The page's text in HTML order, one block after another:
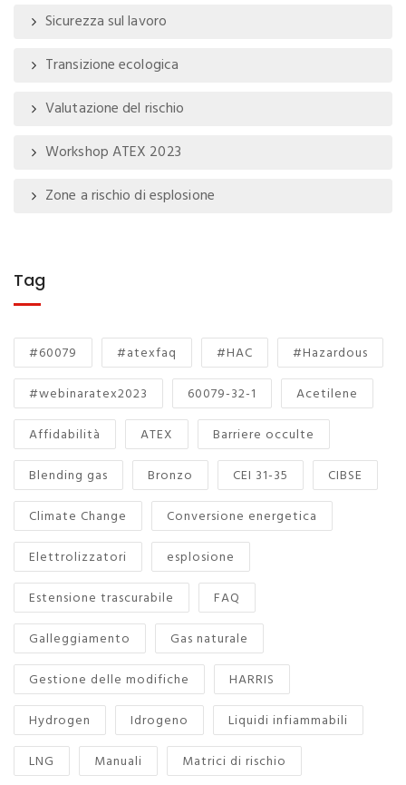
Sicurezza sul lavoro
Transizione ecologica
Valutazione del rischio
Workshop ATEX 2023
Zone a rischio di esplosione
Tag
#60079 #atexfaq #HAC
#Hazardous
#webinaratex2023
60079-32-1
Acetilene
Affidabilità
ATEX
Barriere occulte
Blending gas
Bronzo CEI 31-35
CIBSE
Climate Change
Conversione energetica
Elettrolizzatori
esplosione
Estensione trascurabile
FAQ
Galleggiamento
Gas naturale
Gestione delle modifiche
HARRIS
Hydrogen
Idrogeno
Liquidi infiammabili
LNG
Manuali
Matrici di rischio